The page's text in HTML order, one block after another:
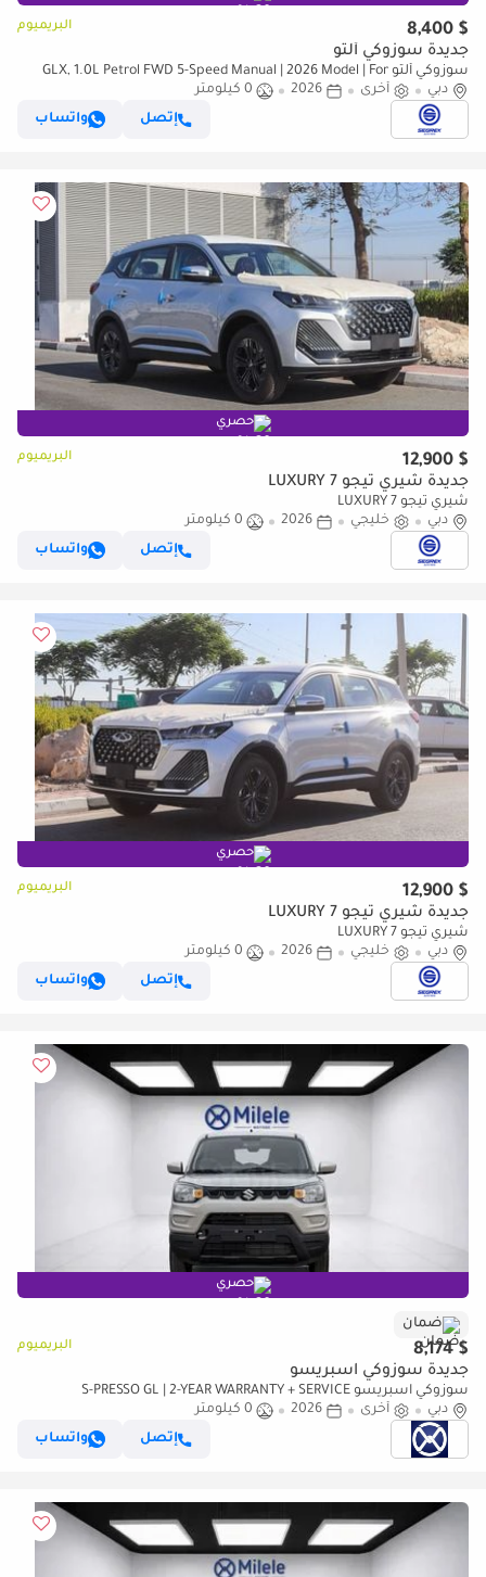
$ 8,400 البريميوم
جديدة سوزوكي ألتو
سوزوكي ألتو GLX, 1.0L Petrol FWD 5-Speed Manual | 2026 Model | For
Export
دبي أخرى 2026
0 كيلومتر
إتصل
واتساب
حصري
$ 12,900 البريميوم
جديدة شيري تيجو 7 LUXURY
شيري تيجو 7 LUXURY
دبي
خليجي 2026
0 كيلومتر
إتصل
واتساب
حصري
$ 12,900 البريميوم
جديدة شيري تيجو 7 LUXURY
شيري تيجو 7 LUXURY
دبي
خليجي 2026
0 كيلومتر
إتصل
واتساب
حصري
ضمان
$ 8,174 البريميوم
جديدة سوزوكي اسبريسو
سوزوكي اسبريسو S-PRESSO GL | 2-YEAR WARRANTY + SERVICE
AVAILABLE | IN-HOUSE FINANCING AVAILABLE
دبي أخرى 2026
0 كيلومتر
إتصل
واتساب